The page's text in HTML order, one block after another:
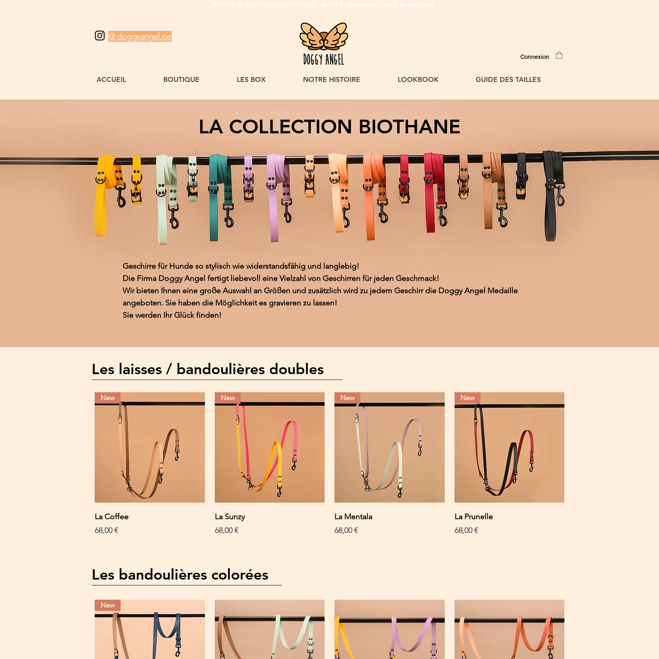
KOSTENLOSE HAUSLIEFERUNG ab 59 € (berechnet nach Reduktion)
@ doggyangel.cie
Connexion
ACCUEIL BOUTIQUE LES BOX NOTRE HISTOIRE LOOKBOOK GUIDE DES TAILLES
LA COLLECTION BIOTHANE
Geschirre für Hunde so stylisch wie widerstandsfähig und langlebig!
Die Firma Doggy Angel fertigt liebevoll eine Vielzahl von Geschirren für jeden Geschmack!
Wir bieten Ihnen eine große Auswahl an Größen und zusätzlich wird zu jedem Geschirr die Doggy Angel Medaille
angeboten. Sie haben die Möglichkeit es gravieren zu lassen!
Sie werden Ihr Glück finden!
Les laisses / bandoulières doubles
Schnellansicht
New
La Coffee
Preis
68,00 €
New
La Sunzy
Preis
68,00 €
Schnellansicht
New
La Mentala
Preis
68,00 €
Schnellansicht
New
La Prunelle
Preis
68,00 €
Les bandoulières colorées
New